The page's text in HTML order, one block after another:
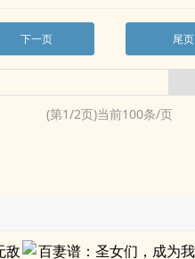
下一页 尾页
(第1/2页)当前100条/页